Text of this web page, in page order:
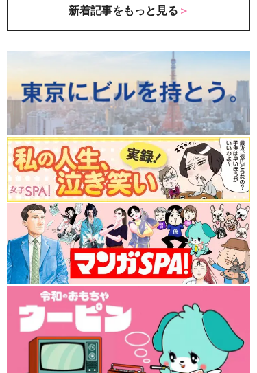
新着記事をもっと見る